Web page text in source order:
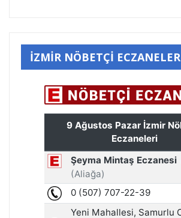
İZMİR NÖBETÇİ ECZANELER